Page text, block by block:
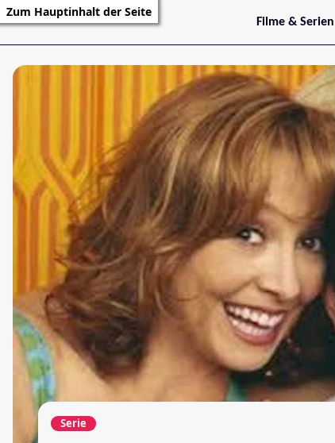
Zum Hauptinhalt der Seite
Filme & Serien
Trailer
Filmarchiv
Serienarchiv
Serie